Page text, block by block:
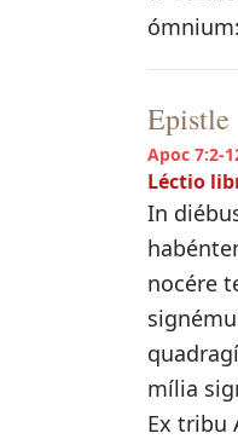
Epistle
Apoc 7:2-
Léctio
In
nocére
mília
Ex tribu